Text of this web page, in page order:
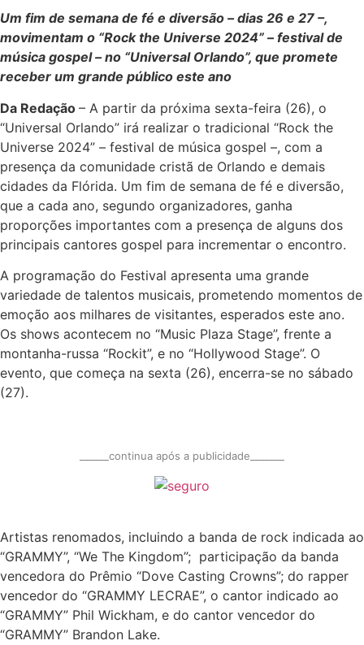
Um fim de semana de fé e diversão – dias 26 e 27 –,
movimentam o “Rock the Universe 2024” – festival de
música gospel – no “Universal Orlando”, que promete
receber um grande público este ano
Da Redação – A partir da próxima sexta-feira (26), o
“Universal Orlando” irá realizar o tradicional “Rock the
Universe 2024” – festival de música gospel –, com a
presença da comunidade cristã de Orlando e demais
cidades da Flórida. Um fim de semana de fé e diversão,
que a cada ano, segundo organizadores, ganha
proporções importantes com a presença de alguns dos
principais cantores gospel para incrementar o encontro.
A programação do Festival apresenta uma grande
variedade de talentos musicais, prometendo momentos de
emoção aos milhares de visitantes, esperados este ano.
Os shows acontecem no “Music Plaza Stage”, frente a
montanha-russa “Rockit”, e no “Hollywood Stage”. O
evento, que começa na sexta (26), encerra-se no sábado
(27).
______continua após a publicidade_______
Artistas renomados, incluindo a banda de rock indicada ao
“GRAMMY”, “We The Kingdom”; participação da banda
vencedora do Prêmio “Dove Casting Crowns”; do rapper
vencedor do “GRAMMY LECRAE”, o cantor indicado ao
“GRAMMY” Phil Wickham, e do cantor vencedor do
“GRAMMY” Brandon Lake.